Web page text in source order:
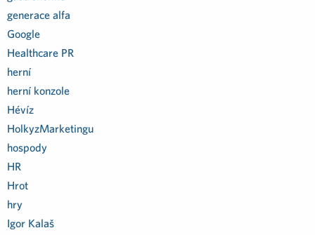
generace alfa
Google
Healthcare PR
herní
herní konzole
Hévíz
HolkyzMarketingu
hospody
HR
Hrot
hry
Igor Kalaš